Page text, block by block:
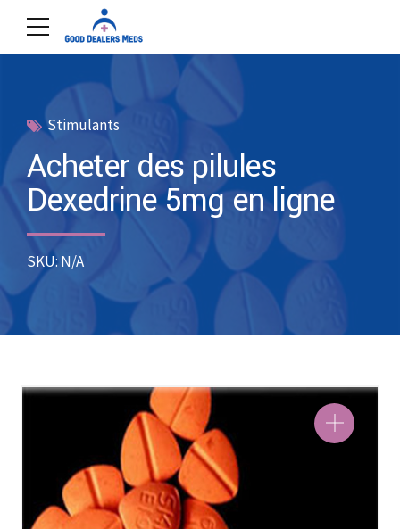
Stimulants
Acheter des pilules
Dexedrine 5mg en ligne
SKU: N/A